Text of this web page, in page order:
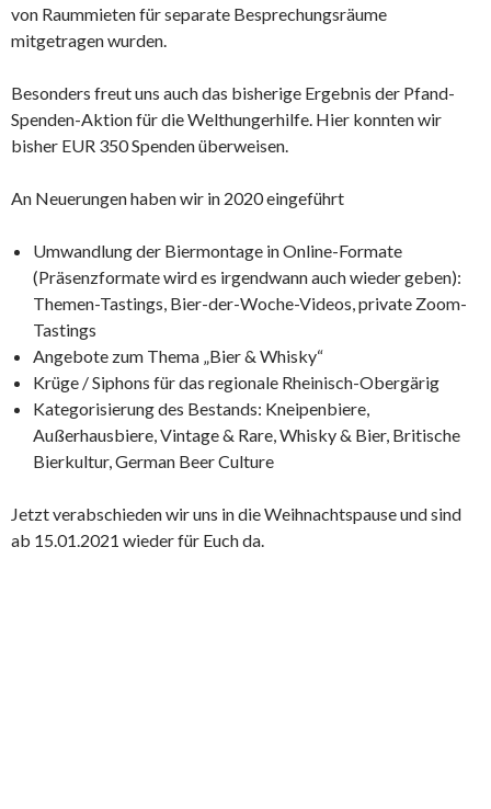
von Raummieten für separate Besprechungsräume
mitgetragen wurden.
Besonders freut uns auch das bisherige Ergebnis der Pfand-
Spenden-Aktion für die Welthungerhilfe. Hier konnten wir
bisher EUR 350 Spenden überweisen.
An Neuerungen haben wir in 2020 eingeführt
Umwandlung der Biermontage in Online-Formate
(Präsenzformate wird es irgendwann auch wieder geben):
Themen-Tastings, Bier-der-Woche-Videos, private Zoom-
Tastings
Angebote zum Thema „Bier & Whisky“
Krüge / Siphons für das regionale Rheinisch-Obergärig
Kategorisierung des Bestands: Kneipenbiere,
Außerhausbiere, Vintage & Rare, Whisky & Bier, Britische
Bierkultur, German Beer Culture
Jetzt verabschieden wir uns in die Weihnachtspause und sind
ab 15.01.2021 wieder für Euch da.